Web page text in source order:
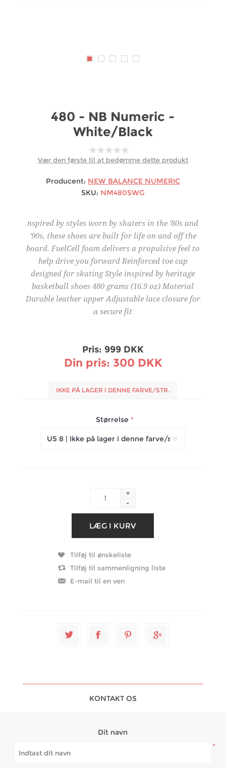
480 - NB Numeric -
White/Black
Vær den første til at bedømme dette produkt
Producent: NEW BALANCE NUMERIC
SKU: NM480SWG
nspired by styles worn by skaters in the '80s and
'90s, these shoes are built for life on and off the
board. FuelCell foam delivers a propulsive feel to
help drive you forward Reinforced toe cap
designed for skating Style inspired by heritage
basketball shoes 480 grams (16.9 oz) Material
Durable leather upper Adjustable lace closure for
a secure fit
Pris: 999 DKK
Din pris: 300 DKK
IKKE PÅ LAGER I DENNE FARVE/STR.
Størrelse *
+
-
KONTAKT OS
Dit navn
*